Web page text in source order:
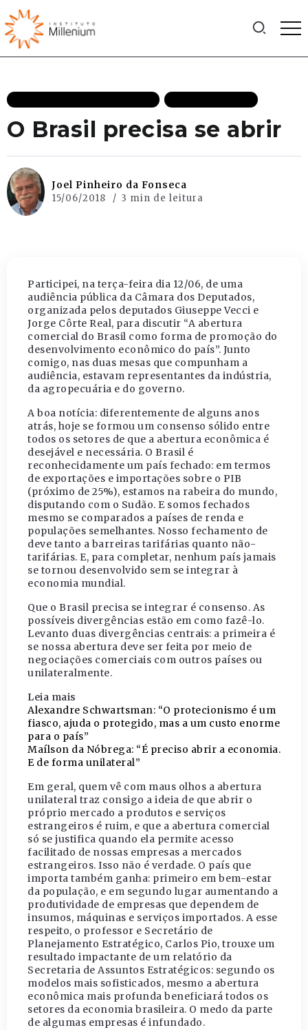
O Brasil precisa se abrir
Joel Pinheiro da Fonseca
15/06/2018 3 min de leitura
Participei, na terça-feira dia 12/06, de uma
audiência pública da Câmara dos Deputados,
organizada pelos deputados Giuseppe Vecci e
Jorge Côrte Real, para discutir “A abertura
comercial do Brasil como forma de promoção do
desenvolvimento econômico do país”. Junto
comigo, nas duas mesas que compunham a
audiência, estavam representantes da indústria,
da agropecuária e do governo.
A boa notícia: diferentemente de alguns anos
atrás, hoje se formou um consenso sólido entre
todos os setores de que a abertura econômica é
desejável e necessária. O Brasil é
reconhecidamente um país fechado: em termos
de exportações e importações sobre o PIB
(próximo de 25%), estamos na rabeira do mundo,
disputando com o Sudão. E somos fechados
mesmo se comparados a países de renda e
populações semelhantes. Nosso fechamento de
deve tanto a barreiras tarifárias quanto não-
tarifárias. E, para completar, nenhum país jamais
se tornou desenvolvido sem se integrar à
economia mundial.
Que o Brasil precisa se integrar é consenso. As
possíveis divergências estão em como fazê-lo.
Levanto duas divergências centrais: a primeira é
se nossa abertura deve ser feita por meio de
negociações comerciais com outros países ou
unilateralmente.
Leia mais
Alexandre Schwartsman: “O protecionismo é um
fiasco, ajuda o protegido, mas a um custo enorme
para o país”
Maílson da Nóbrega: “É preciso abrir a economia.
E de forma unilateral”
Em geral, quem vê com maus olhos a abertura
unilateral traz consigo a ideia de que abrir o
próprio mercado a produtos e serviços
estrangeiros é ruim, e que a abertura comercial
só se justifica quando ela permite acesso
facilitado de nossas empresas a mercados
estrangeiros. Isso não é verdade. O país que
importa também ganha: primeiro em bem-estar
da população, e em segundo lugar aumentando a
produtividade de empresas que dependem de
insumos, máquinas e serviços importados. A esse
respeito, o professor e Secretário de
Planejamento Estratégico, Carlos Pio, trouxe um
resultado impactante de um relatório da
Secretaria de Assuntos Estratégicos: segundo os
modelos mais sofisticados, mesmo a abertura
econômica mais profunda beneficiará todos os
setores da economia brasileira. O medo da parte
de algumas empresas é infundado.